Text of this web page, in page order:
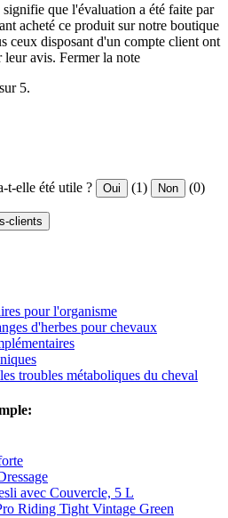
que l'évaluation a été faite par
acheté ce produit sur notre boutique
ceux disposant d'un compte client ont
leur avis. Fermer la note
5.
t-elle été utile ? Oui (1) Non (0)
clients
pour l'organisme
d'herbes pour chevaux
troubles métaboliques du cheval
avec Couvercle, 5 L
Riding Tight Vintage Green